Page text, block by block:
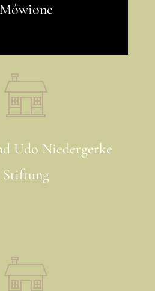
Mówione
Udo Niedergerke
Stiftung